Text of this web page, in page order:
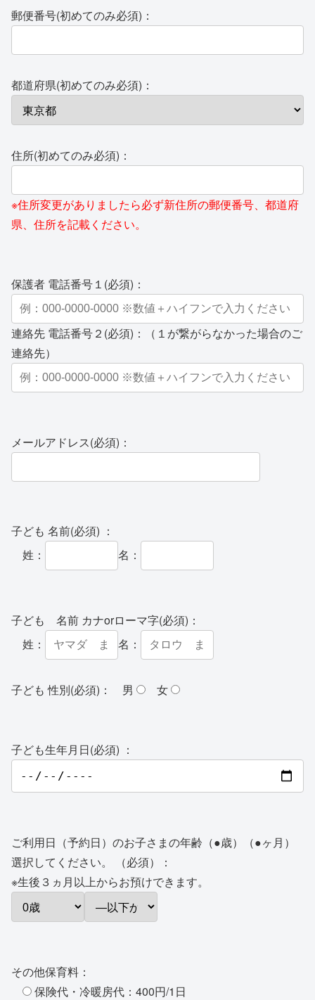
郵便番号(初めてのみ必須)：
都道府県(初めてのみ必須)：
住所(初めてのみ必須)：
※住所変更がありましたら必ず新住所の郵便番号、都道府
県、住所を記載ください。
保護者 電話番号１(必須)：
連絡先 電話番号２(必須)：（１が繋がらなかった場合のご
連絡先）
メールアドレス(必須)：
子ども 名前(必須) ：
姓：
名：
子ども 名前 カナorローマ字(必須)：
姓：
名：
子ども 性別(必須)： 男 女
子ども生年月日(必須) ：
ご利用日（予約日）のお子さまの年齢（●歳）（●ヶ月）
選択してください。 （必須）：
※生後３ヵ月以上からお預けできます。
その他保育料：
保険代・冷暖房代：400円/1日